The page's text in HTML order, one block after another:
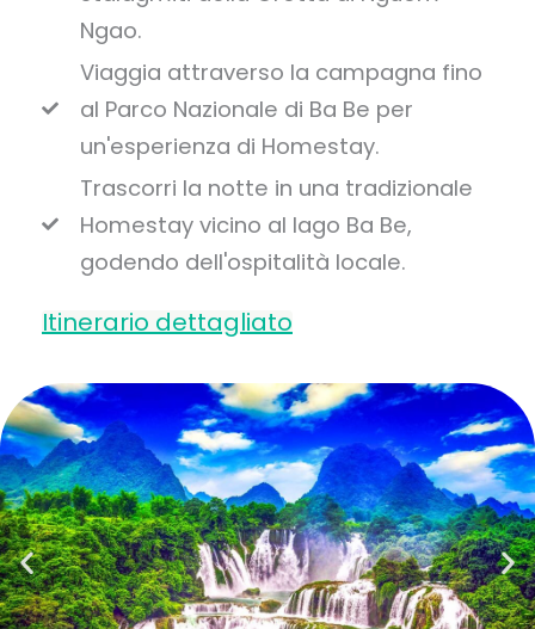
Ngao.
Viaggia attraverso la campagna fino
al Parco Nazionale di Ba Be per
un'esperienza di Homestay.
Trascorri la notte in una tradizionale
Homestay vicino al lago Ba Be,
godendo dell'ospitalità locale.
Itinerario dettagliato